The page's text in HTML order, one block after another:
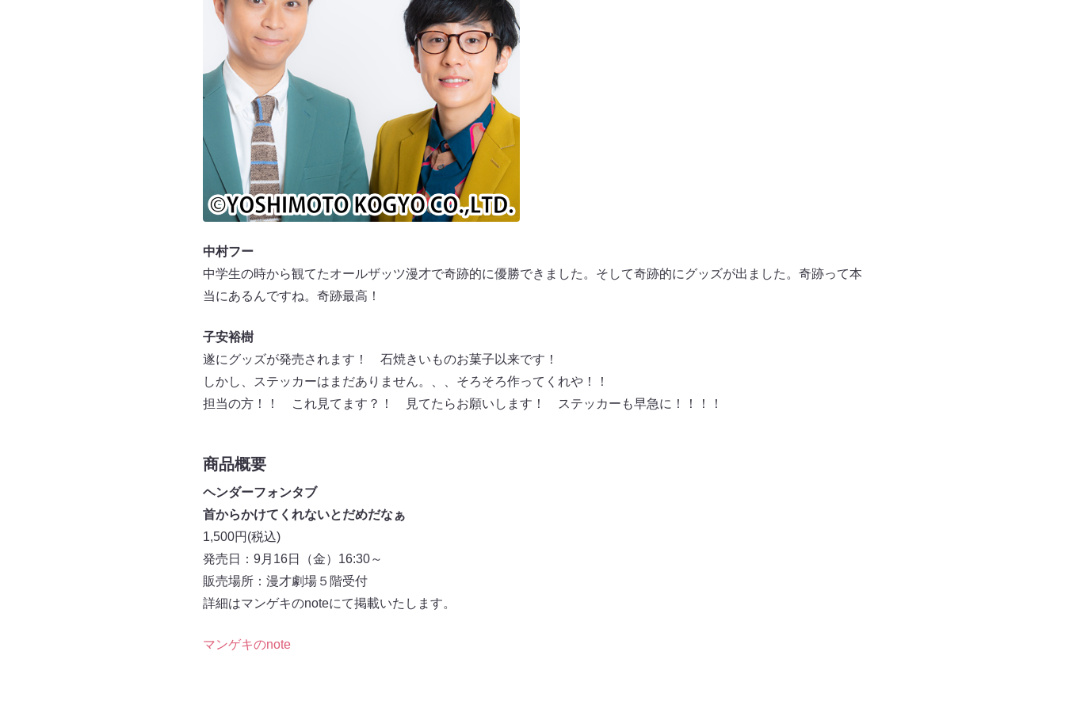
中村フー
中学生の時から観てたオールザッツ漫才で奇跡的に優勝できました。そして奇跡的にグッズが出ました。奇跡って本
当にあるんですね。奇跡最高！
子安裕樹
遂にグッズが発売されます！ 石焼きいものお菓子以来です！
しかし、ステッカーはまだありません。、、そろそろ作ってくれや！！
担当の方！！ これ見てます？！ 見てたらお願いします！ ステッカーも早急に！！！！
商品概要
ヘンダーフォンタブ
首からかけてくれないとだめだなぁ
1,500円(税込)
発売日：9月16日（金）16:30～
販売場所：漫才劇場５階受付
詳細はマンゲキのnoteにて掲載いたします。
マンゲキのnote